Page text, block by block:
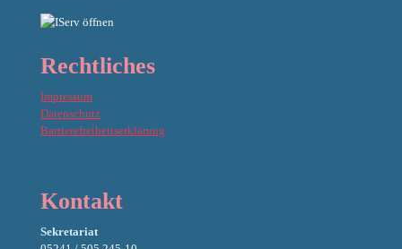
Rechtliches
Impressum
Datenschutz
Barrierefreiheitserklärung
Kontakt
Sekretariat